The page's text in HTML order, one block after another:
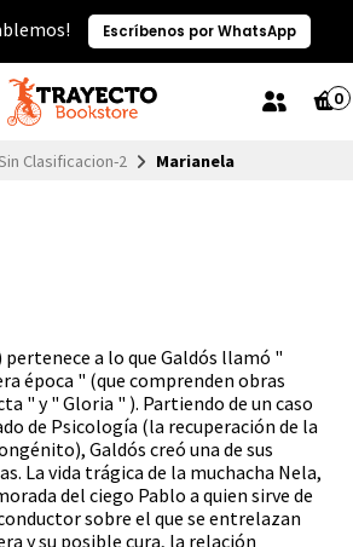
Escríbenos por WhatsApp
0
Clasificacion-2 Marianela
a lo que Galdós llamó "
época " (que comprenden obras
" y " Gloria " ). Partiendo de un caso
de Psicología (la recuperación de la
Galdós creó una de sus
La vida trágica de la muchacha Nela,
del ciego Pablo a quien sirve de
sobre el que se entrelazan
y su posible cura, la relación